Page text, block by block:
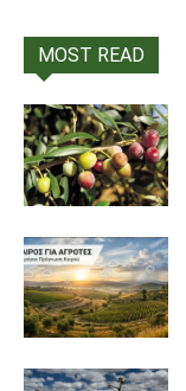
MOST READ